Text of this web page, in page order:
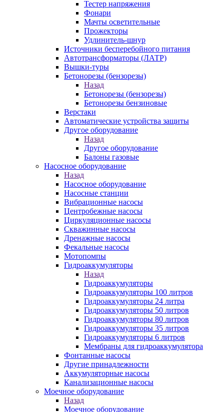
Тестер напряжения
Фонари
Мачты осветительные
Прожекторы
Удлинитель-шнур
Источники бесперебойного питания
Автотрансформаторы (ЛАТР)
Вышки-туры
Бетонорезы (бензорезы)
Назад
Бетонорезы (бензорезы)
Бетонорезы бензиновые
Верстаки
Автоматические устройства защиты
Другое оборудование
Назад
Другое оборудование
Балоны газовые
Насосное оборудование
Назад
Насосное оборудование
Насосные станции
Вибрационные насосы
Центробежные насосы
Циркуляционные насосы
Скважинные насосы
Дренажные насосы
Фекальные насосы
Мотопомпы
Гидроаккумуляторы
Назад
Гидроаккумуляторы
Гидроаккумуляторы 100 литров
Гидроаккумуляторы 24 литра
Гидроаккумуляторы 50 литров
Гидроаккумуляторы 80 литров
Гидроаккумуляторы 35 литров
Гидроаккумуляторы 6 литров
Мембраны для гидроаккумулятора
Фонтанные насосы
Другие принадлежности
Аккумуляторные насосы
Канализационные насосы
Моечное оборудование
Назад
Моечное оборудование